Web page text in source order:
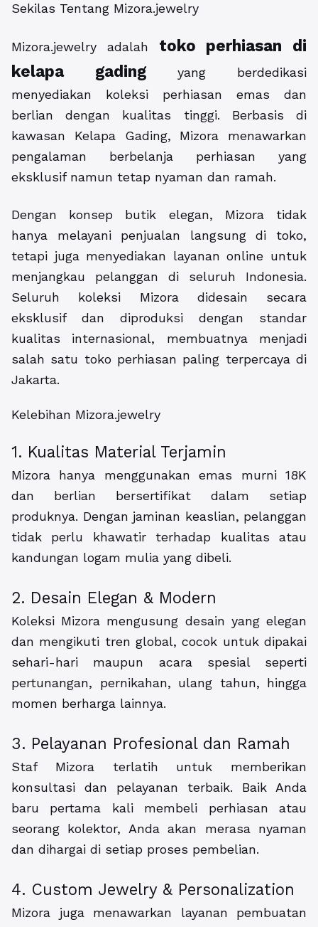
Sekilas Tentang Mizora.jewelry
Mizora.jewelry adalah toko perhiasan di
kelapa gading yang berdedikasi
menyediakan koleksi perhiasan emas dan
berlian dengan kualitas tinggi. Berbasis di
kawasan Kelapa Gading, Mizora menawarkan
pengalaman berbelanja perhiasan yang
eksklusif namun tetap nyaman dan ramah.
Dengan konsep butik elegan, Mizora tidak
hanya melayani penjualan langsung di toko,
tetapi juga menyediakan layanan online untuk
menjangkau pelanggan di seluruh Indonesia.
Seluruh koleksi Mizora didesain secara
eksklusif dan diproduksi dengan standar
kualitas internasional, membuatnya menjadi
salah satu toko perhiasan paling terpercaya di
Jakarta.
Kelebihan Mizora.jewelry
1. Kualitas Material Terjamin
Mizora hanya menggunakan emas murni 18K
dan berlian bersertifikat dalam setiap
produknya. Dengan jaminan keaslian, pelanggan
tidak perlu khawatir terhadap kualitas atau
kandungan logam mulia yang dibeli.
2. Desain Elegan & Modern
Koleksi Mizora mengusung desain yang elegan
dan mengikuti tren global, cocok untuk dipakai
sehari-hari maupun acara spesial seperti
pertunangan, pernikahan, ulang tahun, hingga
momen berharga lainnya.
3. Pelayanan Profesional dan Ramah
Staf Mizora terlatih untuk memberikan
konsultasi dan pelayanan terbaik. Baik Anda
baru pertama kali membeli perhiasan atau
seorang kolektor, Anda akan merasa nyaman
dan dihargai di setiap proses pembelian.
4. Custom Jewelry & Personalization
Mizora juga menawarkan layanan pembuatan